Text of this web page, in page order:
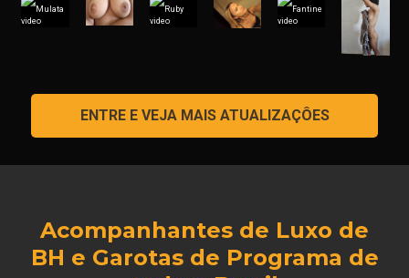
ENTRE E VEJA MAIS ATUALIZAÇÔES
Acompanhantes de Luxo de
BH e Garotas de Programa de